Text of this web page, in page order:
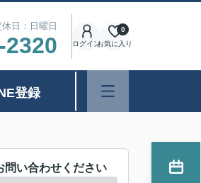
日：日曜日
2320 ログインお気に入り
0
登録
問い合わせください